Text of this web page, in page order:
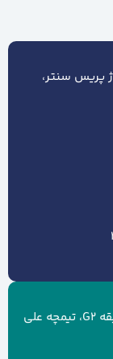
پریس سنتر،
تهران، بزرگراه شهید خرازی،ایران مال، طبقه G2، تیمچه علی